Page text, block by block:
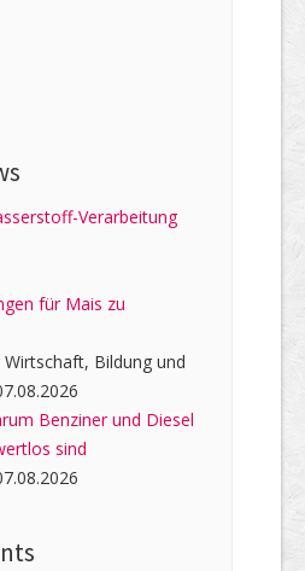
Verarbeitung
für Mais zu
Bildung und
Benziner und Diesel
sind